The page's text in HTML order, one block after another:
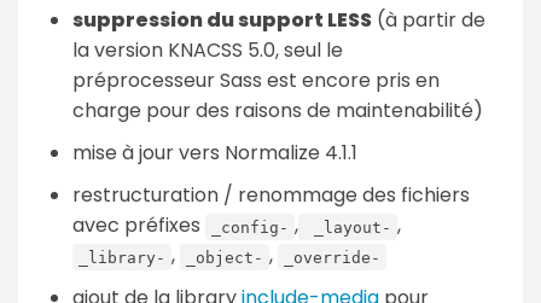
suppression du support LESS (à partir de
la version KNACSS 5.0, seul le
préprocesseur Sass est encore pris en
charge pour des raisons de maintenabilité)
mise à jour vers Normalize 4.1.1
restructuration / renommage des fichiers
avec préfixes
_config- , _layout- ,
_library- , _object- , _override-